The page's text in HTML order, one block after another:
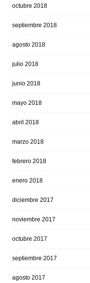
octubre 2018
septiembre 2018
agosto 2018
julio 2018
junio 2018
mayo 2018
abril 2018
marzo 2018
febrero 2018
enero 2018
diciembre 2017
noviembre 2017
octubre 2017
septiembre 2017
agosto 2017